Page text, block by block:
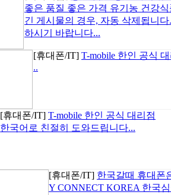
좋은 품질 좋은 가격 유기농 건강
긴 게시물의 경우, 자동 삭제됩니
하시기 바랍니다...
[휴대폰/IT] T-mobile 한인 공식
..
[휴대폰/IT] T-mobile 한인 공식 대리점
한국어로 친절히 도와드립니다...
[휴대폰/IT] 한국갈때 휴대폰
Y CONNECT KOREA 한국